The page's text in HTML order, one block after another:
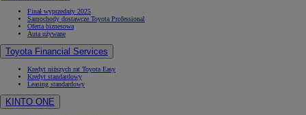
Finał wyprzedaży 2025
Samochody dostawcze Toyota Professional
Oferta biznesowa
Auta używane
Toyota Financial Services
Kredyt niższych rat Toyota Easy
Kredyt standardowy
Leasing standardowy
KINTO ONE